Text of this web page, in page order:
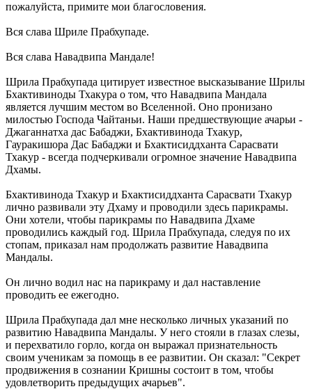
пожалуйста, примите мои благословения.
Вся слава Шриле Прабхупаде.
Вся слава Навадвипа Мандале!
Шрила Прабхупада цитирует известное высказывание Шрилы
Бхактивиноды Тхакура о том, что Навадвипа Мандала
является лучшим местом во Вселенной. Оно пронизано
милостью Господа Чайтаньи. Наши предшествующие ачарьи -
Джаганнатха дас Бабаджи, Бхактивинода Тхакур,
Гауракишора Дас Бабаджи и Бхактисиддханта Сарасвати
Тхакур - всегда подчеркивали огромное значение Навадвипа
Дхамы.
Бхактивинода Тхакур и Бхактисиддханта Сарасвати Тхакур
лично развивали эту Дхаму и проводили здесь парикрамы.
Они хотели, чтобы парикрамы по Навадвипа Дхаме
проводились каждый год. Шрила Прабхупада, следуя по их
стопам, приказал нам продолжать развитие Навадвипа
Мандалы.
Он лично водил нас на парикраму и дал наставление
проводить ее ежегодно.
Шрила Прабхупада дал мне несколько личных указаний по
развитию Навадвипа Мандалы. У него стояли в глазах слезы,
и перехватило горло, когда он выражал признательность
своим ученикам за помощь в ее развитии. Он сказал: "Секрет
продвижения в сознании Кришны состоит в том, чтобы
удовлетворить предыдущих ачарьев".